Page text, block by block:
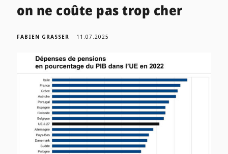
on ne coûte pas trop cher
FABIEN GRASSER 11.07.2025